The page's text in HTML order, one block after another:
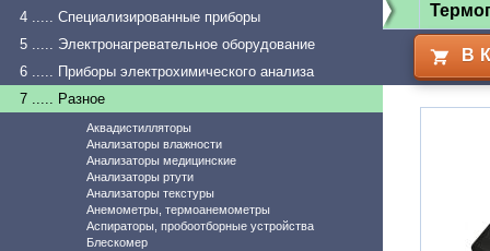
4 ..... Специализированные приборы
5 ..... Электронагревательное оборудование
6 ..... Приборы электрохимического анализа
7 ..... Разное
Аквадистилляторы
Анализаторы влажности
Анализаторы медицинские
Анализаторы ртути
Анализаторы текстуры
Анемометры, термоанемометры
Аспираторы, пробоотборные устройства
Блескомер
В